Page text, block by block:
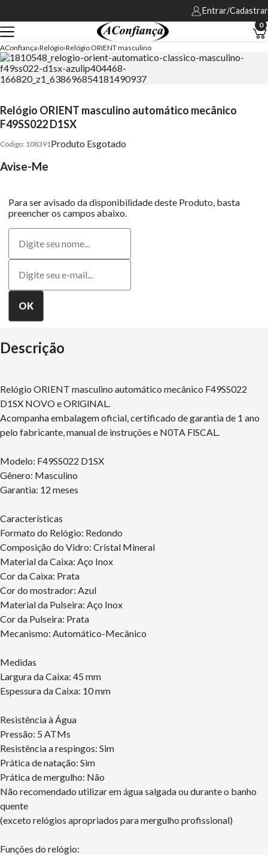
Entrar/Cadastrar
0
AConfiança Relógio Relógio ORIENT masculino
Relógio ORIENT masculino automático mecânico
F49SS022 D1SX
108391 Produto Esgotado
Avise-Me
Para ser avisado da disponibilidade deste Produto, basta
preencher os campos abaixo.
Descrição
Relógio ORIENT masculino automático mecânico F49SS022
D1SX NOVO e ORlGlNAL.
Acompanha embalagem oficial, certificado de garantia de 1 ano
pelo fabricante, manual de instruções e N0TA FlSCAL.
Modelo: F49SS022 D1SX
Gênero: Masculino
Garantia: 12 meses
Características
Formato do Relógio: Redondo
Composição do Vidro: Cristal Mineral
Material da Caixa: Aço Inox
Cor da Caixa: Prata
Cor do mostrador: Azul
Material da Pulseira: Aço Inox
Cor da Pulseira: Prata
Mecanismo: Automático-Mecânico
Medidas
Largura da Caixa: 45 mm
Espessura da Caixa: 10 mm
Resistência à Água
Pressão: 5 ATMs
Resistência a respingos: Sim
Prática de natação: Sim
Prática de mergulho: Não
Não recomendado utilizar em água salgada ou durante o banho
quente
(exceto relógios apropriados para mergulho profissional)
Funções do relógio: